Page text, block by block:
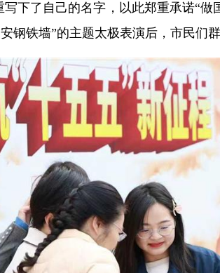
下了自己的名字，以此郑重承诺“做
钢铁墙”的主题太极表演后，市民们